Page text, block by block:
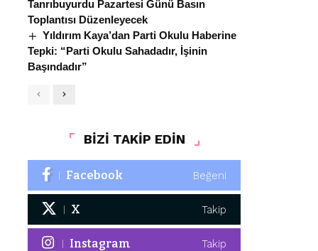
Tanrıbuyurdu Pazartesi Günü Basın
Toplantısı Düzenleyecek
Yıldırım Kaya’dan Parti Okulu Haberine
Tepki: “Parti Okulu Sahadadır, İşinin
Başındadır”
BİZİ TAKİP EDİN
Facebook Beğeni
X Takip
Instagram Takip